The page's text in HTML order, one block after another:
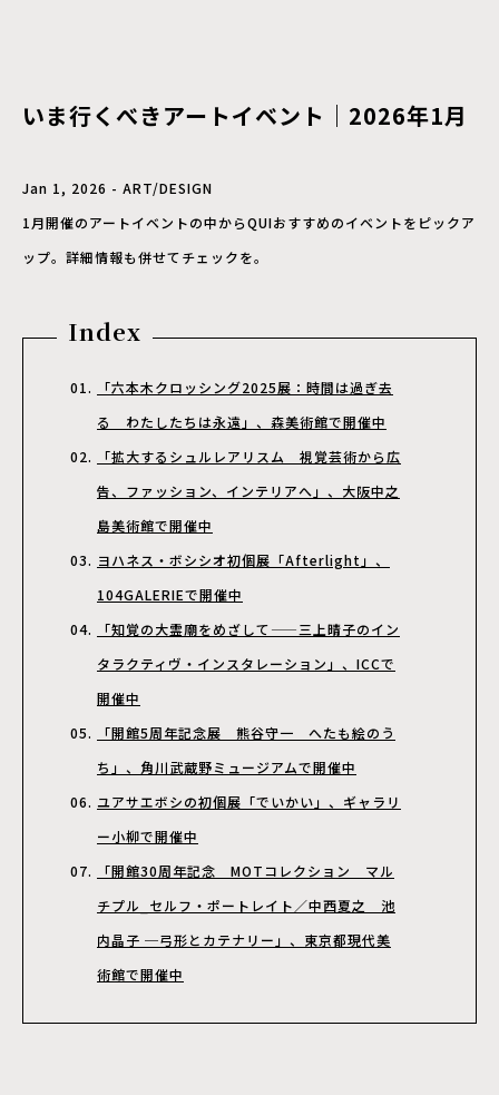
いま行くべきアートイベント｜2026年1月
Jan 1, 2026 - ART/DESIGN
1月開催のアートイベントの中からQUIおすすめのイベントをピックア
ップ。詳細情報も併せてチェックを。
Index
「六本木クロッシング2025展：時間は過ぎ去
る わたしたちは永遠」、森美術館で開催中
「拡大するシュルレアリスム 視覚芸術から広
告、ファッション、インテリアへ」、大阪中之
島美術館で開催中
ヨハネス・ボシシオ初個展「Afterlight」、
104GALERIEで開催中
「知覚の大霊廟をめざして——三上晴子のイン
タラクティヴ・インスタレーション」、ICCで
開催中
「開館5周年記念展 熊谷守一 へたも絵のう
ち」、角川武蔵野ミュージアムで開催中
ユアサエボシの初個展「でいかい」、ギャラリ
ー小柳で開催中
「開館30周年記念 MOTコレクション マル
チプル_セルフ・ポートレイト／中西夏之 池
内晶子 ─弓形とカテナリー」、東京都現代美
術館で開催中